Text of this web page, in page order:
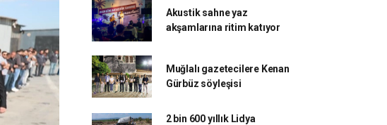
Akustik sahne yaz
akşamlarına ritim katıyor
Muğlalı gazetecilere Kenan
Gürbüz söyleşisi
2 bin 600 yıllık Lidya